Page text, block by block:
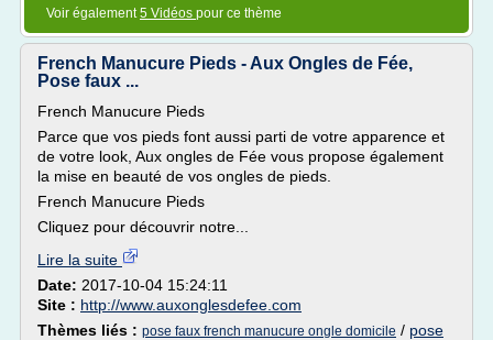
Voir également5 Vidéos pour ce thème
French Manucure Pieds - Aux Ongles de Fée,
Pose faux ...
French Manucure Pieds
Parce que vos pieds font aussi parti de votre apparence et
de votre look, Aux ongles de Fée vous propose également
la mise en beauté de vos ongles de pieds.
French Manucure Pieds
Cliquez pour découvrir notre...
Lire la suite
Date: 2017-10-04 15:24:11
Site : http://www.auxonglesdefee.com
Thèmes liés : pose faux french manucure ongle domicile / pose